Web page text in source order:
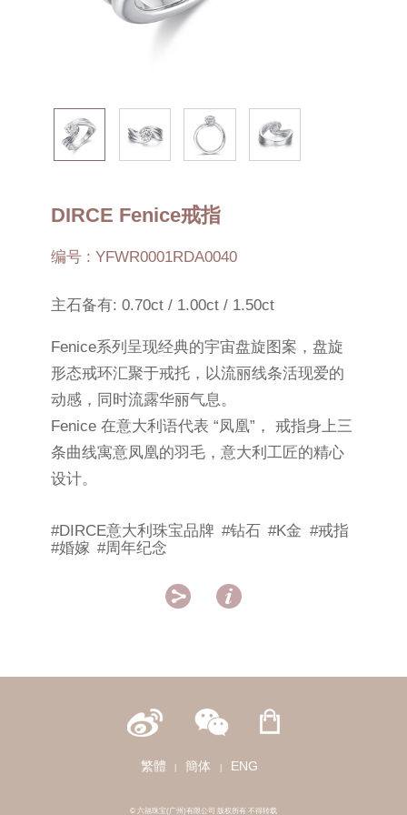
DIRCE Fenice戒指
编号 : YFWR0001RDA0040
主石备有: 0.70ct / 1.00ct / 1.50ct
Fenice系列呈现经典的宇宙盘旋图案，盘旋
形态戒环汇聚于戒托，以流丽线条活现爱的
动感，同时流露华丽气息。
Fenice 在意大利语代表 “凤凰”， 戒指身上三
条曲线寓意凤凰的羽毛，意大利工匠的精心
设计。
#DIRCE意大利珠宝品牌 #钻石 #K金 #戒指
#婚嫁 #周年纪念
 
繁體 簡体 ENG
© 六福珠宝(广州)有限公司 版权所有 不得转载